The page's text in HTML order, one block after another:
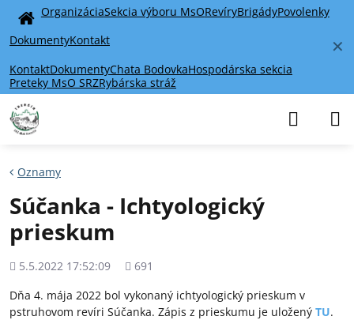
✕
Home
OrganizáciaSekcia výboru MsORevíryBrigádyPovolenky
DokumentyKontakt
KontaktDokumentyChata BodovkaHospodárska sekcia
Preteky MsO SRZRybárska stráž
Oznamy
Súčanka - Ichtyologický
prieskum
Pridané
5.5.2022 17:52:09
Počet
691
Dňa 4. mája 2022 bol vykonaný ichtyologický prieskum v
pstruhovom revíri Súčanka. Zápis z prieskumu je uložený TU.